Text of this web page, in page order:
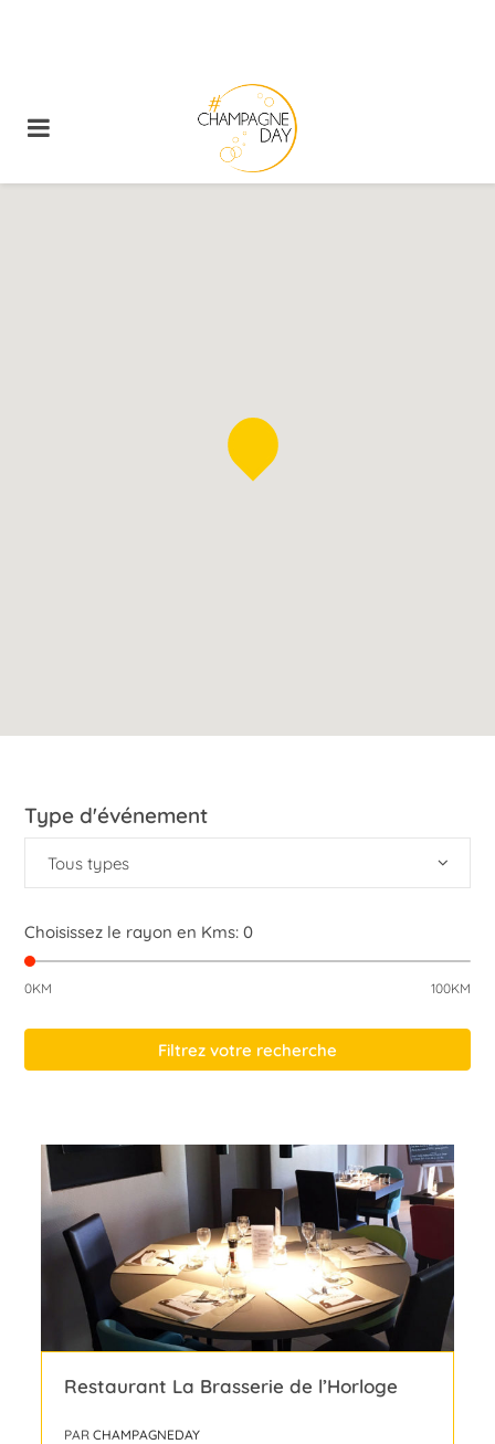
Type d'événement
Tous types
Choisissez le rayon en Kms: 0
0KM 100KM
Filtrez votre recherche
Restaurant La Brasserie de l’Horloge
PAR CHAMPAGNEDAY